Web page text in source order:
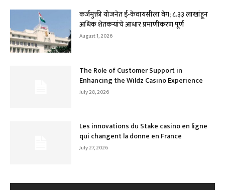
कर्जमुक्ती योजनेत ई-केवायसीला वेग; ८.३३ लाखांहून
अधिक शेतकऱ्यांचे आधार प्रमाणीकरण पूर्ण
August 1, 2026
The Role of Customer Support in
Enhancing the Wildz Casino Experience
July 28, 2026
Les innovations du Stake casino en ligne
qui changent la donne en France
July 27, 2026